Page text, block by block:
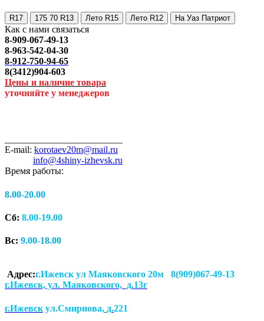
R17 175 70 R13 Лето R15 Лето R12 На Уаз Патриот
Как с нами связаться
8-909-067-49-13
8-963-542-04-30
8-912-750-94-65
8(3412)904-603
Цены и наличие товара
уточняйте у менеджеров
E-mail: korotaev20m@mail.ru
info@4shiny-izhevsk.ru
Время работы:
8.00-20.00
Сб: 8.00-19.00
Вс: 9.00-18.00
Адрес:г.Ижевск ул Маяковского 20м 8(909)067-49-13
г.Ижевск, ул. Маяковского, д.13г
г.Ижевск ул.Смирнова, д.221